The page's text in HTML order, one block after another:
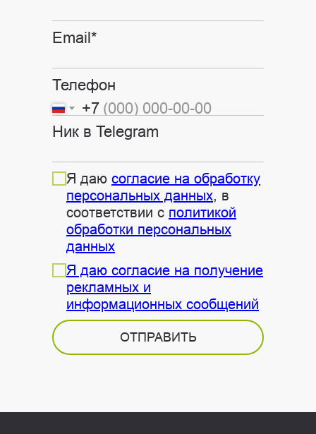
Email*
Телефон
+7
Ник в Telegram
Я даю согласие на обработку
персональных данных , в
соответствии с политикой
обработки персональных
данных
Я даю согласие на получение
рекламных и
информационных сообщений
ОТПРАВИТЬ